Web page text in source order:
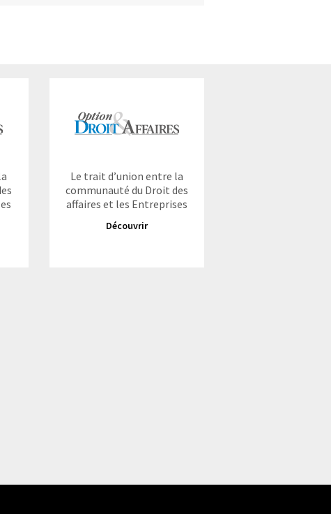
Le trait d’union entre la
communauté du Droit des
affaires et les Entreprises
Découvrir